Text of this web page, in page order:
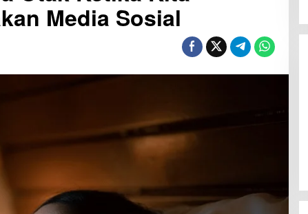
Media Sosial